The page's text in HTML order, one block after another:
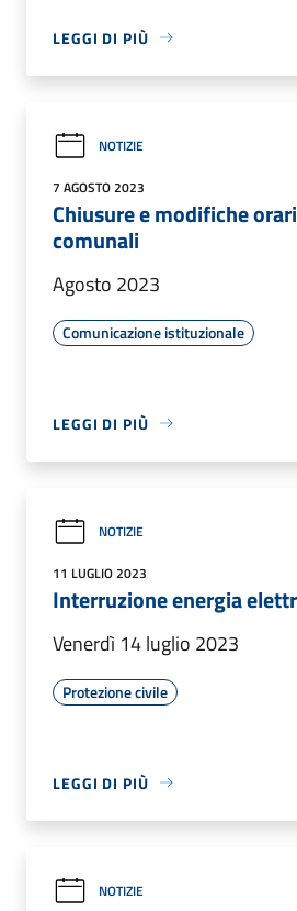
LEGGI DI PIÙ
NOTIZIE
7 AGOSTO 2023
Chiusure e modifiche
comunali
Agosto 2023
Comunicazione istituzionale
LEGGI DI PIÙ
NOTIZIE
11 LUGLIO 2023
Interruzione energia
Venerdì 14 luglio 2023
Protezione civile
LEGGI DI PIÙ
NOTIZIE